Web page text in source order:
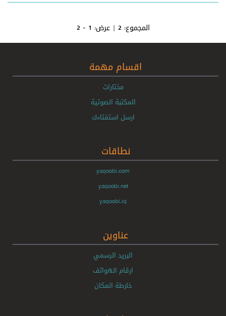
المجموع:2 | عرض: 1 - 2
اقسام مهمة
مختارات
المكتبة الصوتية
ارسل استفتاءك
نطاقات
yaqoobi.com
yaqoobi.net
yaqoobi.iq
عناوين
البريد الرسمي
ارقام الهواتف
خارطة المكان